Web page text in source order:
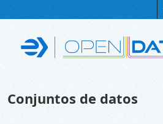
Conjuntos de datos